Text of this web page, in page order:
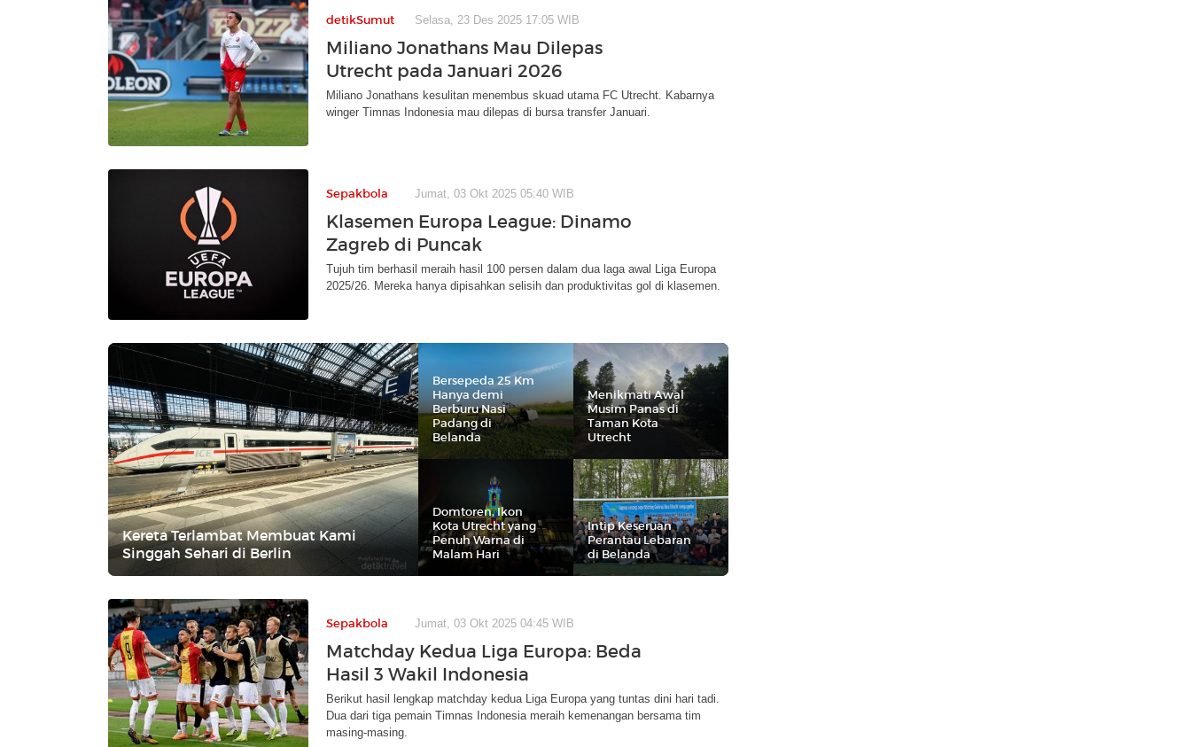
detikSumut Selasa, 23 Des 2025 17:05 WIB
Miliano Jonathans Mau Dilepas
Utrecht pada Januari 2026
Miliano Jonathans kesulitan menembus skuad utama FC Utrecht. Kabarnya
winger Timnas Indonesia mau dilepas di bursa transfer Januari.
Sepakbola Jumat, 03 Okt 2025 05:40 WIB
Klasemen Europa League: Dinamo
Zagreb di Puncak
Tujuh tim berhasil meraih hasil 100 persen dalam dua laga awal Liga Europa
2025/26. Mereka hanya dipisahkan selisih dan produktivitas gol di klasemen.
Kereta Terlambat Membuat Kami
Singgah Sehari di Berlin
Bersepeda 25 Km
Hanya demi
Berburu Nasi
Padang di
Belanda
Menikmati Awal
Musim Panas di
Taman Kota
Utrecht
Domtoren, Ikon
Kota Utrecht yang
Penuh Warna di
Malam Hari
Intip Keseruan
Perantau Lebaran
di Belanda
Sepakbola Jumat, 03 Okt 2025 04:45 WIB
Matchday Kedua Liga Europa: Beda
Hasil 3 Wakil Indonesia
Berikut hasil lengkap matchday kedua Liga Europa yang tuntas dini hari tadi.
Dua dari tiga pemain Timnas Indonesia meraih kemenangan bersama tim
masing-masing.